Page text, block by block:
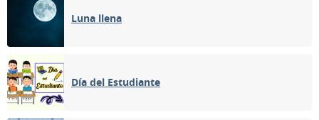
Luna llena
Día del Estudiante